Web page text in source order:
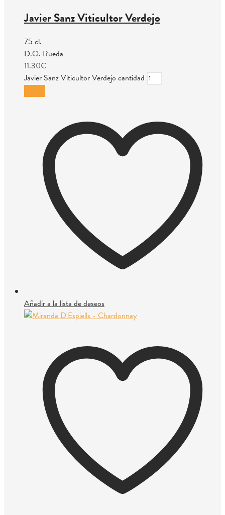
Javier Sanz Viticultor Verdejo
75 cl.
D.O. Rueda
11.30€
Javier Sanz Viticultor Verdejo cantidad
Añadir a la lista de deseos